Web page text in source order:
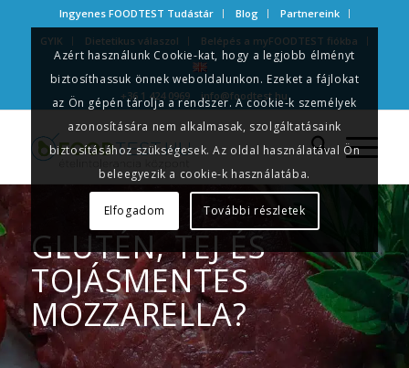
Ingyenes FOODTEST Tudástár Blog
Partnereink
GYIK
Dietetikus válaszol Belépés a myFOODTEST fiókba
+36 1 424 0969 info@foodtest.hu
GLUTÉN, TEJ ÉS
TOJÁSMENTES
MOZZARELLA?
Azért használunk Cookie-kat, hogy a legjobb élményt
biztosíthassuk önnek weboldalunkon. Ezeket a fájlokat
az Ön gépén tárolja a rendszer. A cookie-k személyek
azonosítására nem alkalmasak, szolgáltatásaink
biztosításához szükségesek. Az oldal használatával Ön
beleegyezik a cookie-k használatába.
Elfogadom További részletek